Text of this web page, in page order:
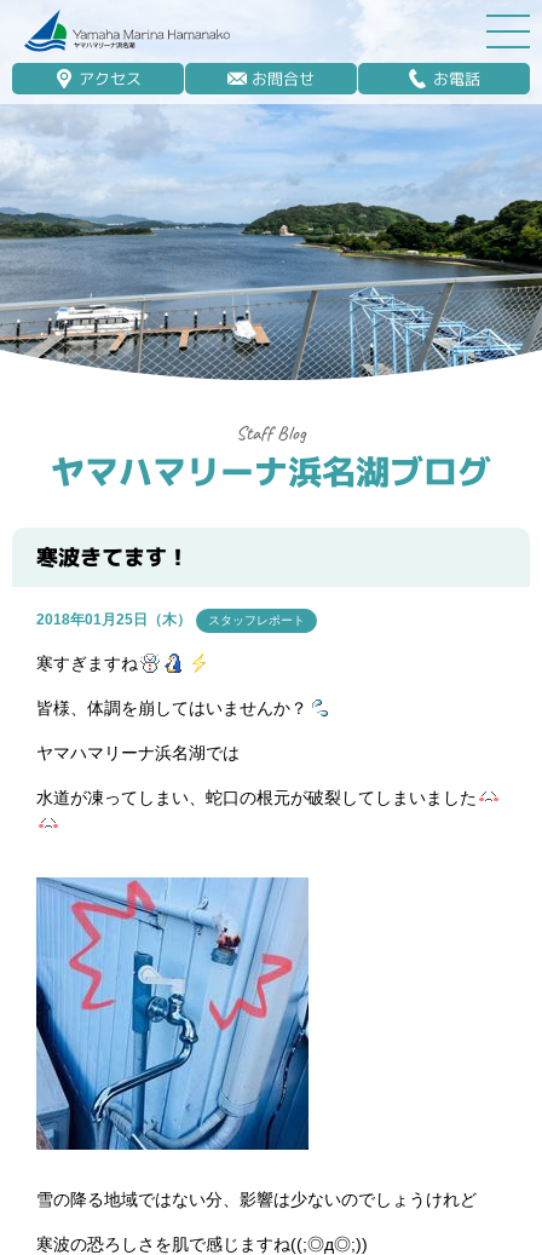
アクセス お問合せ お電話
マリーナ案内
船舶免許
マリンレジャー
マリーナステイ
レンタルボート
ボート販売
艤装
ブログ
ヤマハマリーナ浜名湖ブログ
寒波きてます！
2018年01月25日（木） スタッフレポート
寒すぎますね
皆様、体調を崩してはいませんか？
ヤマハマリーナ浜名湖では
水道が凍ってしまい、蛇口の根元が破裂してしまいました
雪の降る地域ではない分、影響は少ないのでしょうけれど
寒波の恐ろしさを肌で感じますね((;◎д◎;))